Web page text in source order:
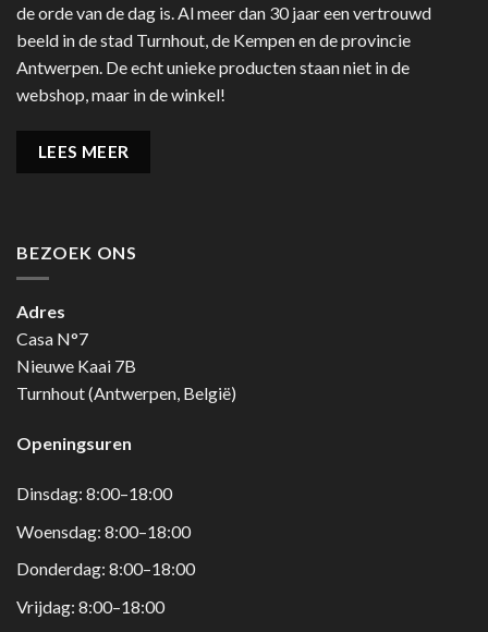
de orde van de dag is. Al meer dan 30 jaar een vertrouwd
beeld in de stad Turnhout, de Kempen en de provincie
Antwerpen. De echt unieke producten staan niet in de
webshop, maar in de winkel!
LEES MEER
BEZOEK ONS
Adres
Casa N°7
Nieuwe Kaai 7B
Turnhout (Antwerpen, België)
Openingsuren
Dinsdag: 8:00–18:00
Woensdag: 8:00–18:00
Donderdag: 8:00–18:00
Vrijdag: 8:00–18:00